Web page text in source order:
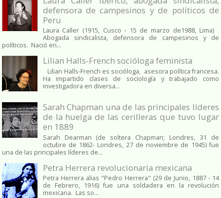
defensora de campesinos y de políticos de
Peru
Laura Caller (1915, Cusco - 15 de marzo de1988, Lima)
Abogada sindicalista, defensora de campesinos y de
políticos. Nació en...
Lilian Halls-French socióloga feminista
Lilian Halls-French es socióloga, asesora política francesa.
Ha impartido clases de sociología y trabajado como
investigadora en diversa...
Sarah Chapman una de las principales líderes
de la huelga de las cerilleras que tuvo lugar
en 1889
Sarah Dearman (de soltera Chapman; Londres, 31 de
octubre de 1862​- Londres, 27 de noviembre de 1945)​ fue
una de las principales líderes de...
Petra Herrera revolucionaria mexicana
Petra Herrera alias "Pedro Herrera" (29 de Junio, 1887 - 14
de Febrero, 1916) fue una soldadera en la revolución
mexicana. Las so...